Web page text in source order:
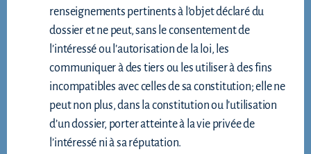
renseignements pertinents à l’objet déclaré du
dossier et ne peut, sans le consentement de
l’intéressé ou l’autorisation de la loi, les
communiquer à des tiers ou les utiliser à des fins
incompatibles avec celles de sa constitution; elle ne
peut non plus, dans la constitution ou l’utilisation
d’un dossier, porter atteinte à la vie privée de
l’intéressé ni à sa réputation.